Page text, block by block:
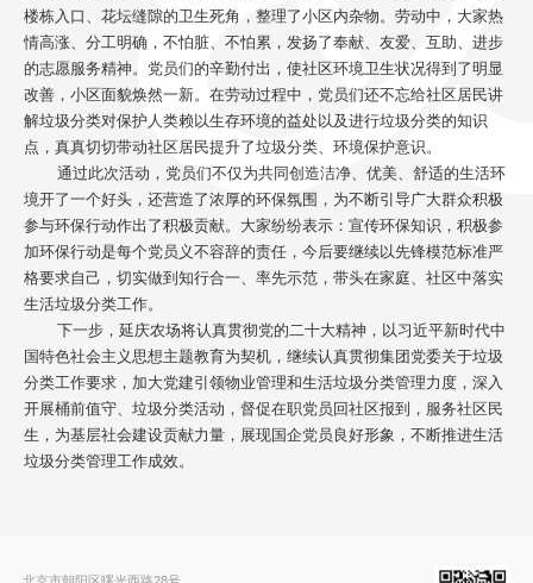
楼栋入口、花坛缝隙的卫生死角，整理了小区内杂物。劳动中，大家热
情高涨、分工明确，不怕脏、不怕累，发扬了奉献、友爱、互助、进步
的志愿服务精神。党员们的辛勤付出，使社区环境卫生状况得到了明显
改善，小区面貌焕然一新。在劳动过程中，党员们还不忘给社区居民讲
解垃圾分类对保护人类赖以生存环境的益处以及进行垃圾分类的知识
点，真真切切带动社区居民提升了垃圾分类、环境保护意识。
通过此次活动，党员们不仅为共同创造洁净、优美、舒适的生活环
境开了一个好头，还营造了浓厚的环保氛围，为不断引导广大群众积极
参与环保行动作出了积极贡献。大家纷纷表示：宣传环保知识，积极参
加环保行动是每个党员义不容辞的责任，今后要继续以先锋模范标准严
格要求自己，切实做到知行合一、率先示范，带头在家庭、社区中落实
生活垃圾分类工作。
下一步，延庆农场将认真贯彻党的二十大精神，以习近平新时代中
国特色社会主义思想主题教育为契机，继续认真贯彻集团党委关于垃圾
分类工作要求，加大党建引领物业管理和生活垃圾分类管理力度，深入
开展桶前值守、垃圾分类活动，督促在职党员回社区报到，服务社区民
生，为基层社会建设贡献力量，展现国企党员良好形象，不断推进生活
垃圾分类管理工作成效。